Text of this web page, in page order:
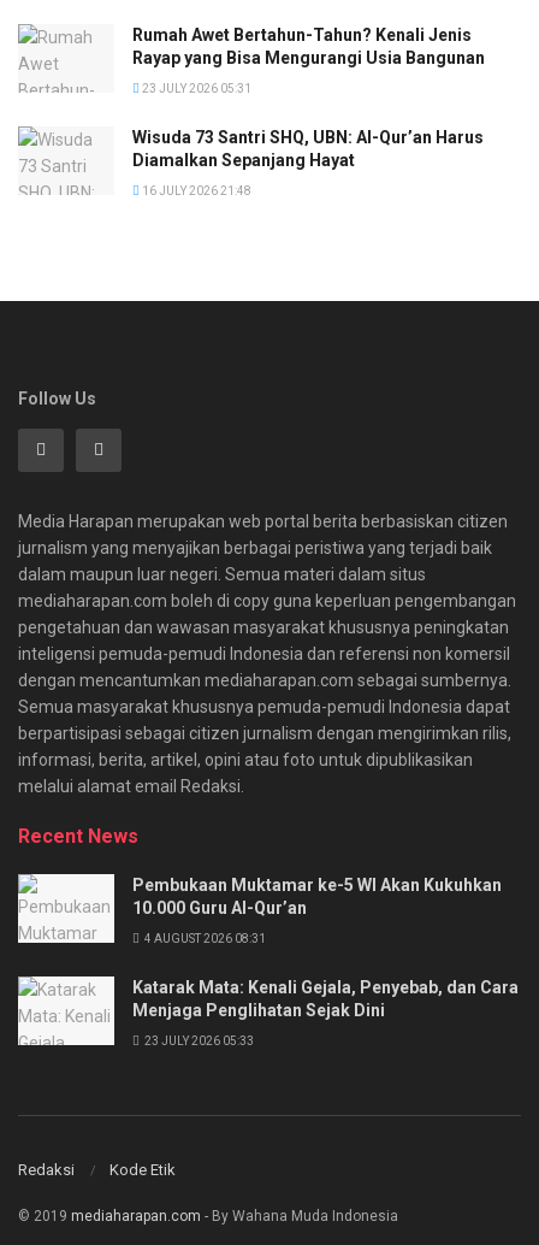
Rumah Awet Bertahun-Tahun? Kenali Jenis
Rayap yang Bisa Mengurangi Usia Bangunan
23 JULY 2026 05:31
Wisuda 73 Santri SHQ, UBN: Al-Qur’an Harus
Diamalkan Sepanjang Hayat
16 JULY 2026 21:48
Follow Us
Media Harapan merupakan web portal berita berbasiskan citizen
jurnalism yang menyajikan berbagai peristiwa yang terjadi baik
dalam maupun luar negeri. Semua materi dalam situs
mediaharapan.com boleh di copy guna keperluan pengembangan
pengetahuan dan wawasan masyarakat khususnya peningkatan
inteligensi pemuda-pemudi Indonesia dan referensi non komersil
dengan mencantumkan mediaharapan.com sebagai sumbernya.
Semua masyarakat khususnya pemuda-pemudi Indonesia dapat
berpartisipasi sebagai citizen jurnalism dengan mengirimkan rilis,
informasi, berita, artikel, opini atau foto untuk dipublikasikan
melalui alamat email Redaksi.
Recent News
Pembukaan Muktamar ke-5 WI Akan Kukuhkan
10.000 Guru Al-Qur’an
4 AUGUST 2026 08:31
Katarak Mata: Kenali Gejala, Penyebab, dan Cara
Menjaga Penglihatan Sejak Dini
23 JULY 2026 05:33
Redaksi Kode Etik
© 2019 mediaharapan.com - By Wahana Muda Indonesia